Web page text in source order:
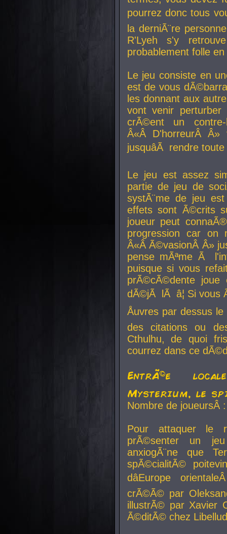
pourrez donc tous
la derniÃ¨re
R'Lyeh s'y
probablement folle
Le jeu consiste en
est de vous
les donnant aux
vont venir perturber
crÃ©ent un
Â«Â D'horreurÂ
jusquâÃ rendre
Le jeu est assez
partie de jeu de
systÃ¨me de jeu
effets sont Ã©crits
joueur peut
progression car
Â«Â Ã©vasionÂ Â»
pense mÃªme Ã
puisque si vous
prÃ©cÃ©dente
dÃ©jÃ lÃ â¦ Si vous
Åuvres par dessus
des citations ou
Cthulhu, de quoi
courrez dans ce
EntrÃ©e
Mysterium, le
Nombre de
Pour attaquer le
prÃ©senter un
anxiogÃ¨ne que
spÃ©cialitÃ©
dâEurope
crÃ©Ã© par
illustrÃ© par Xavier
Ã©ditÃ© chez